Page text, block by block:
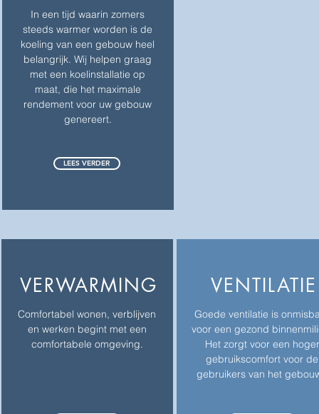
In een tijd waarin zomers
steeds warmer worden is de
koeling van een gebouw heel
belangrijk. Wij helpen graag
met een koelinstallatie op
maat, die het maximale
rendement voor uw gebouw
genereert.
LEES VERDER
VERWARMING
Comfortabel wonen, verblijven
en werken begint met een
comfortabele omgeving.
VENTILATIE
Goede ventilatie is
voor een gezond
Het zorgt voor een hoger
gebruikscomfort voor de
gebruikers van het